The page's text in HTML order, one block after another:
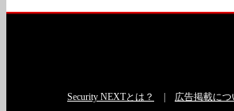
Security NEXTとは？ 広告掲載につ